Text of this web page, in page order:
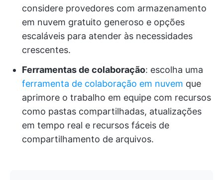
considere provedores com armazenamento
em nuvem gratuito generoso e opções
escaláveis para atender às necessidades
crescentes.
Ferramentas de colaboração: escolha uma
ferramenta de colaboração em nuvem que
aprimore o trabalho em equipe com recursos
como pastas compartilhadas, atualizações
em tempo real e recursos fáceis de
compartilhamento de arquivos.